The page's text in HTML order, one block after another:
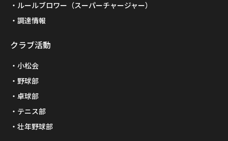
ルールブロワー（スーパーチャージャー）
調達情報
クラブ活動
小松会
野球部
卓球部
テニス部
壮年野球部